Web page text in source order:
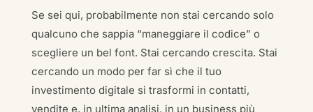
Se sei qui, probabilmente non stai cercando solo
qualcuno che sappia “maneggiare il codice” o
scegliere un bel font. Stai cercando crescita. Stai
cercando un modo per far sì che il tuo
investimento digitale si trasformi in contatti,
vendite e, in ultima analisi, in un business più